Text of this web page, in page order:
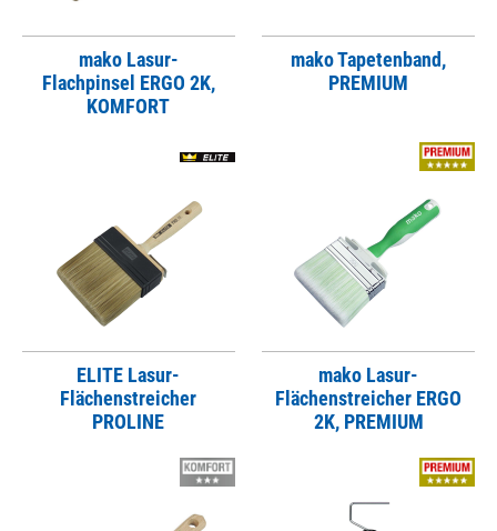
mako Lasur-
Flachpinsel ERGO 2K,
KOMFORT
mako Tapetenband,
PREMIUM
ELITE Lasur-
Flächenstreicher
PROLINE
mako Lasur-
Flächenstreicher ERGO
2K, PREMIUM